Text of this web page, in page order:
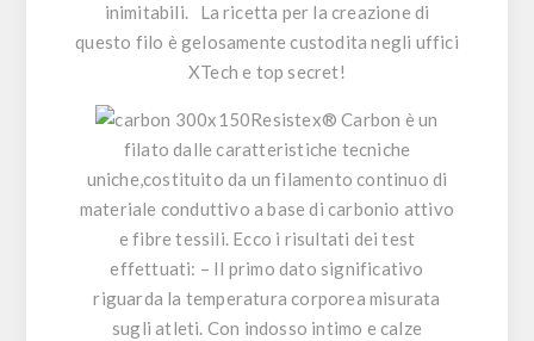
inimitabili. La ricetta per la creazione di
questo filo è gelosamente custodita negli uffici
XTech e top secret!
Resistex® Carbon è un
filato dalle caratteristiche tecniche
uniche,costituito da un filamento continuo di
materiale conduttivo a base di carbonio attivo
e fibre tessili. Ecco i risultati dei test
effettuati: – Il primo dato significativo
riguarda la temperatura corporea misurata
sugli atleti. Con indosso intimo e calze